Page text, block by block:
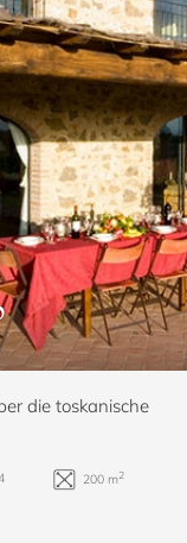
9
die toskanische